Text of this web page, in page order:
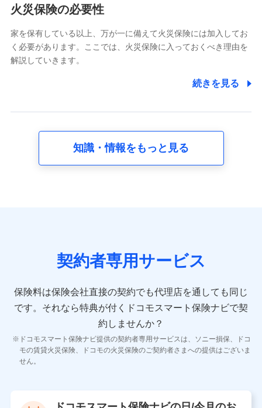
電話対応の品質向上およびお問合せ内容の正確な把握のため
6.採用応募者の個人情報
採用選考および入社手続を実施するため
8.取引先個人情報
取引先としての選定業務、営業情報の提供業務、契約締結手
10.受託業務の 個人情報
11.マイカー通勤管理クラウド並びに法人向けASPサー
ビスに関してのお問い合わせ情報
各種お問い合わせに対応するため
当社のサービスに関する情報提供や、皆様に有用なお知らせ
をお送りするため
当社の対応品質向上やお問い合わせ内容の正確な把握のため
火災保険の必要性
家を保有している以上、万が一に備えて火災保険には加入してお
く必要があります。ここでは、火災保険に入っておくべき理由を
解説していきます。
続きを見る
知識・情報をもっと見る
契約者専用サービス
保険料は保険会社直接の契約でも代理店を通しても同じ
です。 それなら特典が付くドコモスマート保険ナビで契
約しませんか？
ドコモスマート保険ナビ提供の契約者専用サービスは、ソニー損保、ドコ
モの賃貸火災保険、ドコモの火災保険のご契約者さまへの提供はございま
せん。